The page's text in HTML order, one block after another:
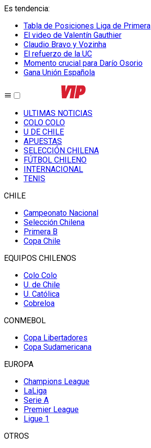
Es tendencia:
Tabla de Posiciones Liga de Primera
El video de Valentín Gauthier
Claudio Bravo y Vozinha
El refuerzo de la UC
Momento crucial para Darío Osorio
Gana Unión Española
ULTIMAS NOTICIAS
COLO COLO
U DE CHILE
APUESTAS
SELECCIÓN CHILENA
FÚTBOL CHILENO
INTERNACIONAL
TENIS
CHILE
Campeonato Nacional
Selección Chilena
Primera B
Copa Chile
EQUIPOS CHILENOS
Colo Colo
U. de Chile
U. Católica
Cobreloa
CONMEBOL
Copa Libertadores
Copa Sudamericana
EUROPA
Champions League
LaLiga
Serie A
Premier League
Ligue 1
OTROS